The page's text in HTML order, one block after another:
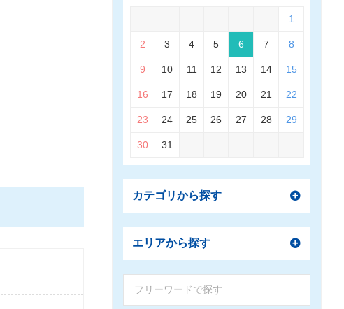
1
2 3 4 5 6 7 8
9 10 11 12 13 14 15
16 17 18 19 20 21 22
23 24 25 26 27 28 29
30 31
カテゴリから探す
エリアから探す